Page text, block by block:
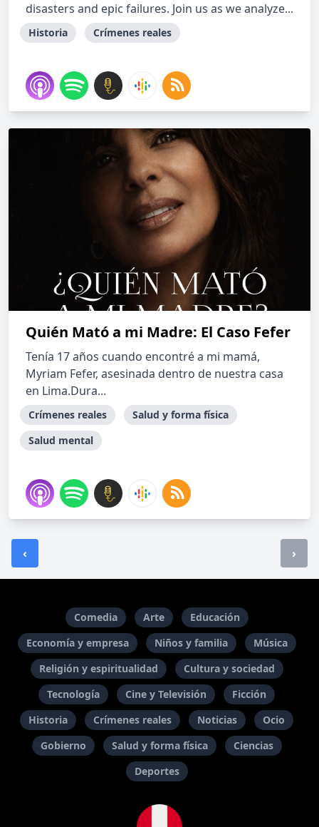
disasters and epic failures. Join us as we analyze...
Historia Crímenes reales
Quién Mató a mi Madre: El Caso Fefer
Tenía 17 años cuando encontré a mi mamá,
Myriam Fefer, asesinada dentro de nuestra casa
en Lima.Dura...
Crímenes reales
Salud y forma física
Salud mental
‹ ›
Comedia Arte
Educación
Economía y empresa
Niños y familia
Música
Religión y espiritualidad
Cultura y sociedad
Tecnología
Cine y Televisión
Ficción
Historia
Crímenes reales Noticias
Ocio
Gobierno
Salud y forma física
Ciencias
Deportes